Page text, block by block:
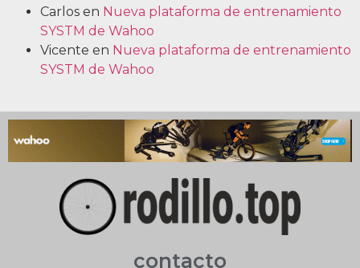
Carlos en Nueva plataforma de entrenamiento
SYSTM de Wahoo
Vicente en Nueva plataforma de entrenamiento
SYSTM de Wahoo
contacto